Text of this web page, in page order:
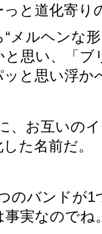
っと道化寄り
“メルヘンな
と思い、「ブ
ッと思い浮か
、お互いの
た名前だ。
のバンドが
実なのでね。